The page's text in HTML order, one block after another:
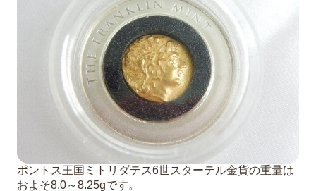
ポントス王国ミトリダテス6世スターテル金貨の重量は
およそ8.0～8.25gです。